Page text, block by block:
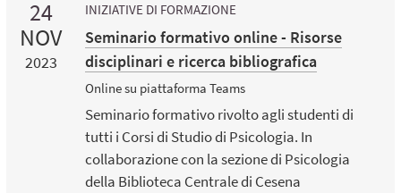
24
NOV
2023
INIZIATIVE DI FORMAZIONE
Seminario formativo online - Risorse
disciplinari e ricerca bibliografica
Online su piattaforma Teams
Seminario formativo rivolto agli studenti di
tutti i Corsi di Studio di Psicologia. In
collaborazione con la sezione di Psicologia
della Biblioteca Centrale di Cesena